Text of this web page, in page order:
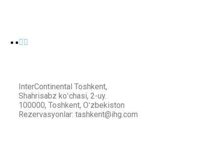
InterContinental Toshkent,
Shahrisabz koʻchasi, 2-uy.
100000, Toshkent, Oʻzbekiston
Rezervasyonlar: tashkent@ihg.com